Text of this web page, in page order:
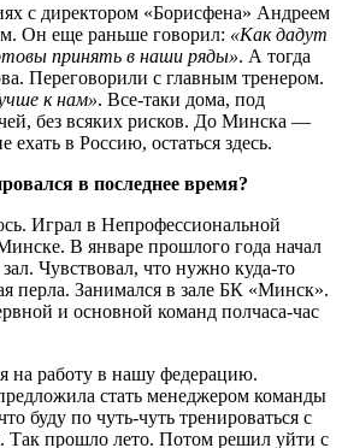
с директором «Борисфена» Андреем
Он еще раньше говорил: «Как дадут
принять в наши ряды». А тогда
Переговорили с главным тренером.
к нам». Все-таки дома, под
без всяких рисков. До Минска —
ехать в Россию, остаться здесь.
в последнее время?
Играл в Непрофессиональной
В январе прошлого года начал
Чувствовал, что нужно куда-то
перла. Занимался в зале БК «Минск».
и основной команд полчаса-час
на работу в нашу федерацию.
стать менеджером команды
буду по чуть-чуть тренироваться с
Так прошло лето. Потом решил уйти с